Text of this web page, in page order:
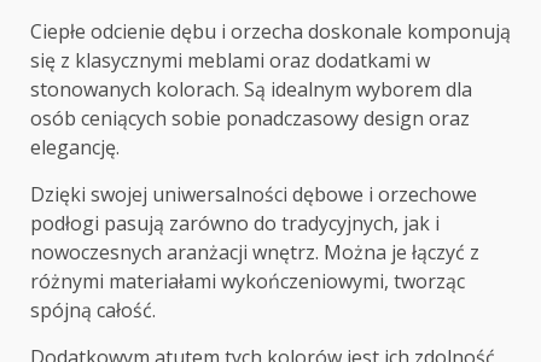
Ciepłe odcienie dębu i orzecha doskonale komponują
się z klasycznymi meblami oraz dodatkami w
stonowanych kolorach. Są idealnym wyborem dla
osób ceniących sobie ponadczasowy design oraz
elegancję.
Dzięki swojej uniwersalności dębowe i orzechowe
podłogi pasują zarówno do tradycyjnych, jak i
nowoczesnych aranżacji wnętrz. Można je łączyć z
różnymi materiałami wykończeniowymi, tworząc
spójną całość.